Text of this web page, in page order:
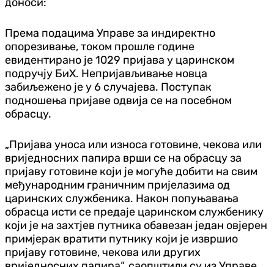
Према подацима Управе за индиректно
опорезивање, током прошле године
евидентирано је 1029 пријава у царинском
подручју БиХ. Непријављивање новца
забиљежено је у 6 случајева. Поступак
подношења пријаве одвија се на посебном
обрасцу.
„Пријава уноса или износа готовине, чекова или
вриједносних папира врши се на обрасцу за
пријаву готовине који је могуће добити на свим
међународним граничним пријелазима од
царинских службеника. Након попуњавања
обрасца исти се предаје царинском службенику
који је на захтјев путника обавезан један овјерен
примјерак вратити путнику који је извршио
пријаву готовине, чекова или других